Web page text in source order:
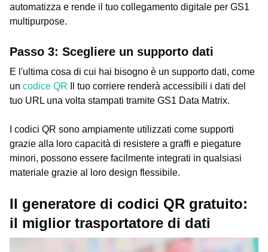
automatizza e rende il tuo collegamento digitale per GS1
multipurpose.
Passo 3: Scegliere un supporto dati
E l'ultima cosa di cui hai bisogno è un supporto dati, come
un codice QR
Il tuo corriere renderà accessibili i dati del
tuo URL una volta stampati tramite GS1 Data Matrix.
I codici QR sono ampiamente utilizzati come supporti
grazie alla loro capacità di resistere a graffi e piegature
minori, possono essere facilmente integrati in qualsiasi
materiale grazie al loro design flessibile.
Il generatore di codici QR gratuito:
il miglior trasportatore di dati